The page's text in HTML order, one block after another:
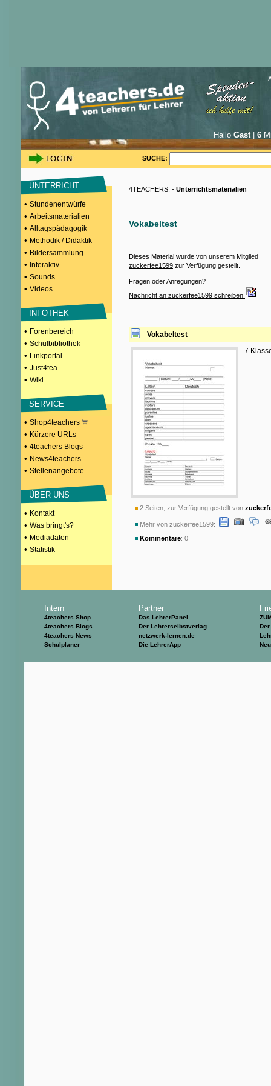
Hallo Gast| 6
SUCHE:
UNTERRICHT
• Stundenentwürfe
• Arbeitsmaterialien
• Alltagspädagogik
• Methodik / Didaktik
• Bildersammlung
• Interaktiv
• Sounds
• Videos
INFOTHEK
• Forenbereich
• Schulbibliothek
• Linkportal
• Just4tea
• Wiki
SERVICE
• Shop4teachers
• Kürzere URLs
• 4teachers Blogs
• News4teachers
• Stellenangebote
ÜBER UNS
• Kontakt
• Was bringt's?
• Mediadaten
• Statistik
4TEACHERS: - Unterrichtsmaterialien
Vokabeltest
Dieses Material wurde von unserem Mitglied
zuckerfee1599 zur Verfügung gestellt.
Fragen oder Anregungen?
Nachricht an zuckerfee1599 schreiben
Vokabeltest
2 Seiten, zur Verfügung gestellt von
Mehr von zuckerfee1599:
Kommentare: 0
Intern
4teachers Shop
4teachers Blogs
4teachers News
Schulplaner
Partner
Das LehrerPanel
Der Lehrerselbstverlag
netzwerk-lernen.de
Die LehrerApp